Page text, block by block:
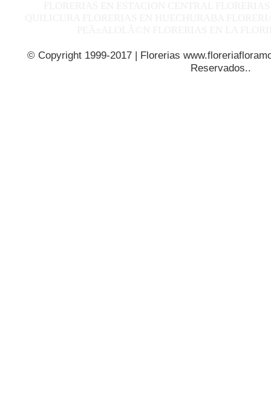
© Copyright 1999-2017 | Florerias
Reservados..